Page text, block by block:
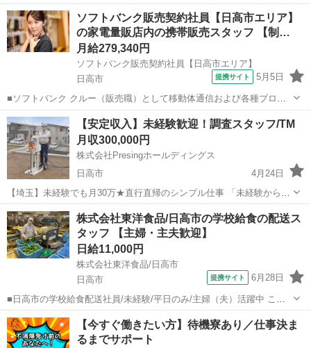
活躍中🔥 ■仕事内容 ・現場で地盤調査 ・結果をPC入力（30分程度）
※1日2〜4件／直行直帰OK ■休み 土日祝休み／年間休日12...
埼玉 日高市 土木 未経験
ソフトバンク販売契約社員【日高市エリア】
の家電量販店内の携帯販売スタッフ 【制…
月給279,340円
ソフトバンク販売契約社員【日高市エリア】
日高市
提携サイト 5月5日
■ソフトバンク クルー（販売職）として移動体通信および各種ブロー
ドバンドサービスの提案・販売をお任せします。 【具体的な業務内
容】 ・スマートフォンなどの販売 ・新規加入やプラン変更の事務手続
き ・その他、各種商品・サービ...
埼玉 日高市 その他
【安定収入】未経験歓迎！調査スタッフ/TM
月収300,000円
株式会社Presingホールディングス
日高市
4月24日
【埼玉】未経験でも月30万★直行直帰のシンプル仕事 「未経験から月
30万円スタート」 やることはシンプル。 機械で地面を測るだけの仕事
です。 現在のスタッフは 20〜30代中心＆ほぼ未経験スタート。 ...
埼玉 日高市 測量
株式会社東洋食品/日高市の学校給食の配送ス
タッフ 【主婦・主夫歓迎】
日給11,000円
株式会社東洋食品/日高市
日高市
提携サイト 6月28日
■日高市の学校給食配送社員/未経験/平日のみ/主婦（夫）活躍中 こど
も達が楽しみにしている給食を作り、届ける仕事です。大勢のスタッ
フが関わり、作業を分担。配送ルートも決まっており、毎日決まった
時間に届ける仕事なので、覚えや...
埼玉 日高市 配送
【今すぐ働きたい方】待機寮あり／仕事決ま
るまでサポート